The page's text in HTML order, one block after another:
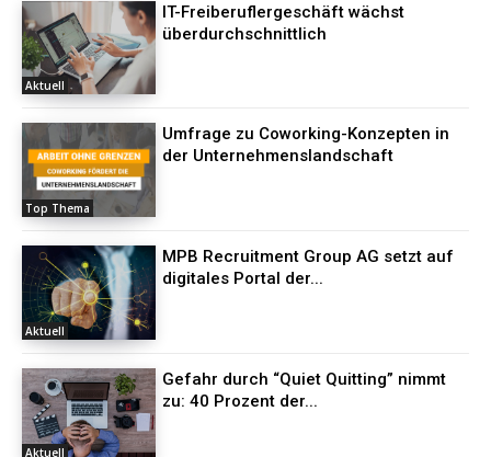
Aktuell
IT-Freiberuflergeschäft wächst
überdurchschnittlich
Top Thema
Umfrage zu Coworking-Konzepten in
der Unternehmenslandschaft
Aktuell
MPB Recruitment Group AG setzt auf
digitales Portal der...
Aktuell
Gefahr durch “Quiet Quitting” nimmt
zu: 40 Prozent der...